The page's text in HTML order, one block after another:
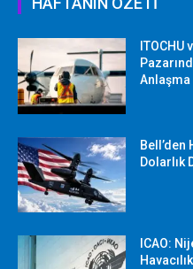
ITOCHU
Anlaşma
Bell’den
Dolarlık
ICAO: